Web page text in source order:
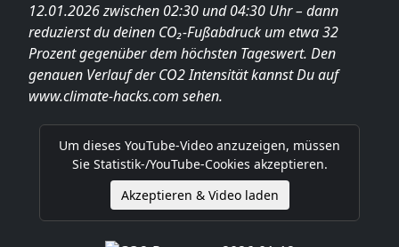
12.01.2026 zwischen 02:30 und 04:30 Uhr – dann
reduzierst du deinen CO₂-Fußabdruck um etwa 32
Prozent gegenüber dem höchsten Tageswert. Den
genauen Verlauf der CO2 Intensität kannst Du auf
www.climate-hacks.com sehen.
Um dieses YouTube-Video anzuzeigen, müssen
Sie Statistik-/YouTube-Cookies akzeptieren.
Akzeptieren & Video laden